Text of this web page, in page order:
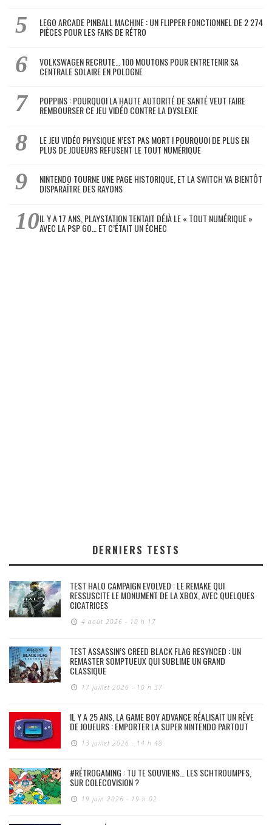
LEGO ARCADE PINBALL MACHINE : UN FLIPPER FONCTIONNEL DE 2 274
PIÈCES POUR LES FANS DE RÉTRO
VOLKSWAGEN RECRUTE… 100 MOUTONS POUR ENTRETENIR SA
CENTRALE SOLAIRE EN POLOGNE
POPPINS : POURQUOI LA HAUTE AUTORITÉ DE SANTÉ VEUT FAIRE
REMBOURSER CE JEU VIDÉO CONTRE LA DYSLEXIE
LE JEU VIDÉO PHYSIQUE N’EST PAS MORT ! POURQUOI DE PLUS EN
PLUS DE JOUEURS REFUSENT LE TOUT NUMÉRIQUE
NINTENDO TOURNE UNE PAGE HISTORIQUE, ET LA SWITCH VA BIENTÔT
DISPARAÎTRE DES RAYONS
IL Y A 17 ANS, PLAYSTATION TENTAIT DÉJÀ LE « TOUT NUMÉRIQUE »
AVEC LA PSP GO… ET C’ÉTAIT UN ÉCHEC
DERNIERS TESTS
TEST HALO CAMPAIGN EVOLVED : LE REMAKE QUI
RESSUSCITE LE MONUMENT DE LA XBOX, AVEC QUELQUES
CICATRICES
4 août 2026 - 10 h 17
TEST ASSASSIN’S CREED BLACK FLAG RESYNCED : UN
REMASTER SOMPTUEUX QUI SUBLIME UN GRAND
CLASSIQUE
17 juillet 2026 - 10 h 37
IL Y A 25 ANS, LA GAME BOY ADVANCE RÉALISAIT UN RÊVE
DE JOUEURS : EMPORTER LA SUPER NINTENDO PARTOUT
13 juillet 2026 - 14 h 48
#RÉTROGAMING : TU TE SOUVIENS… LES SCHTROUMPFS,
SUR COLECOVISION ?
19 juin 2026 - 19 h 02